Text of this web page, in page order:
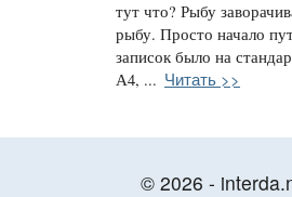
тут что? Рыбу
рыбу. Просто начало
записок было на
А4, ... Читать >>
© 2026 -